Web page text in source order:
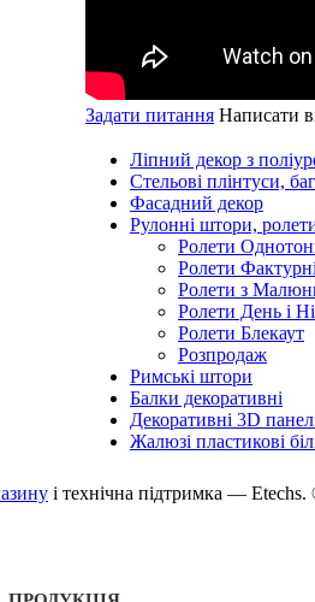
Задати питання Написати
Ліпний декор з
Стельові плінтуси,
Фасадний декор
Рулонні штори,
Ролети
Ролети Фактурні
Ролети з
Ролети День і
Ролети Блекаут
Розпродаж
Римські штори
Балки декоративні
Декоративні 3D
Жалюзі пластикові
і технічна підтримка — Etechs.